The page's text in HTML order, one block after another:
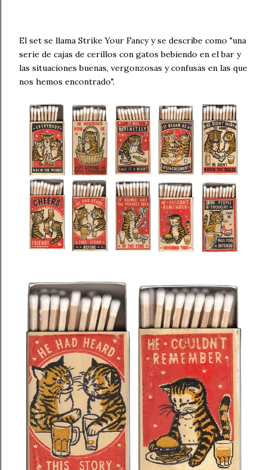
El set se llama Strike Your Fancy y se describe como "una
serie de cajas de cerillos con gatos bebiendo en el bar y
las situaciones buenas, vergonzosas y confusas en las que
nos hemos encontrado".